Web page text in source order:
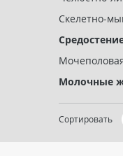
Скелетно-
Молочные
Сортировать